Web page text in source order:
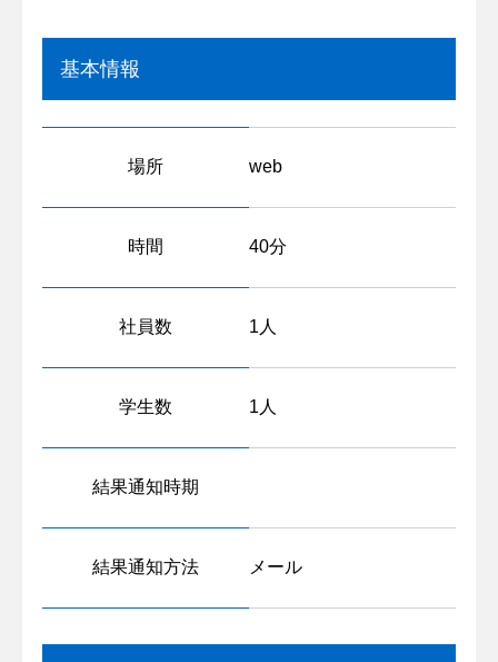
基本情報
場所 web
時間 40分
社員数 1人
学生数 1人
結果通知時期
結果通知方法 メール